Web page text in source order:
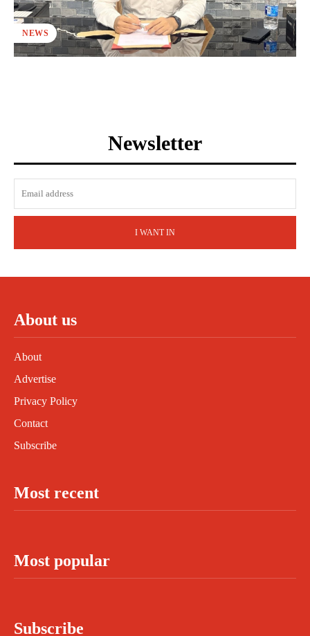
NEWS
Newsletter
I WANT IN
About us
About
Advertise
Privacy Policy
Contact
Subscribe
Most recent
Most popular
Subscribe